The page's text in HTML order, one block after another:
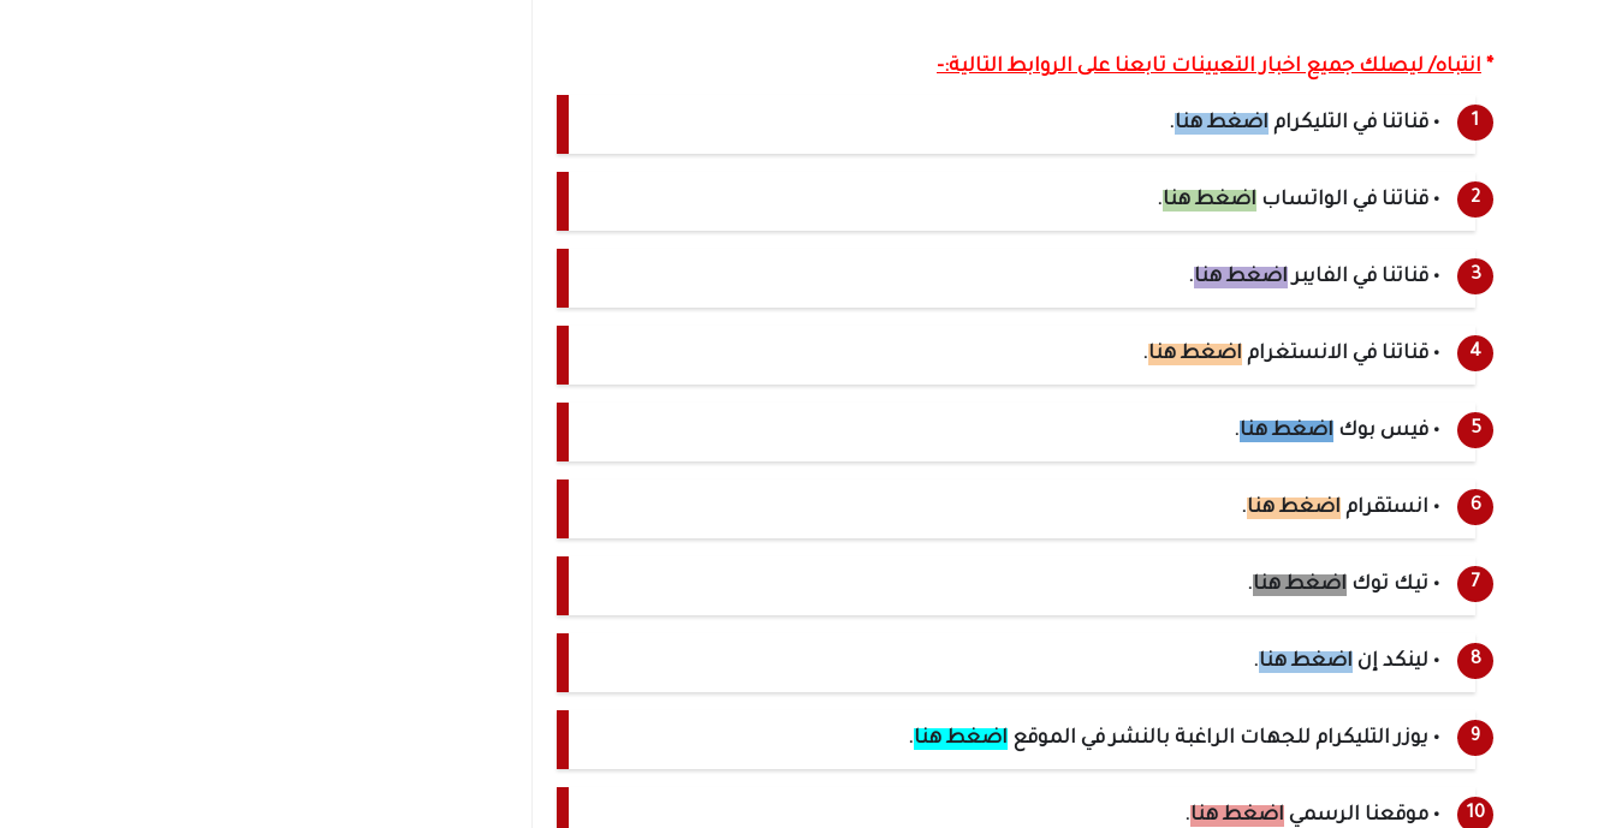
* انتباه/ ليصلك جميع اخبار التعيينات تابعنا على الروابط التالية:-
• قناتنا في التليكرام اضغط هنا.
• قناتنا في الواتساب اضغط هنا.
• قناتنا في الفايبراضغط هنا.
• قناتنا في الانستغرام اضغط هنا.
• فيس بوك اضغط هنا.
• انستقرام اضغط هنا.
• تيك توك اضغط هنا.
• لينكد إن اضغط هنا.
• يوزر التليكرام للجهات الراغبة بالنشر في الموقع اضغط هنا.
• موقعنا الرسمي اضغط هنا.